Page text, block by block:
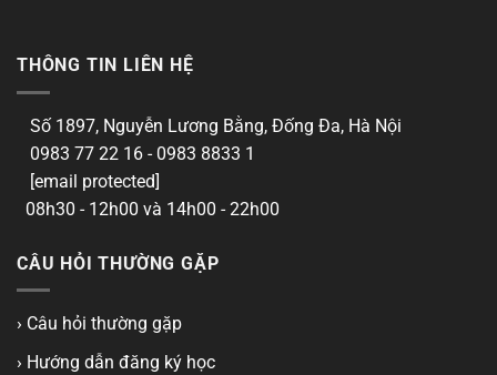
THÔNG TIN LIÊN HỆ
Số 1897, Nguyễn Lương Bằng, Đống Đa, Hà Nội
0983 77 22 16 - 0983 8833 1
[email protected]
08h30 - 12h00 và 14h00 - 22h00
CÂU HỎI THƯỜNG GẶP
› Câu hỏi thường gặp
› Hướng dẫn đăng ký học